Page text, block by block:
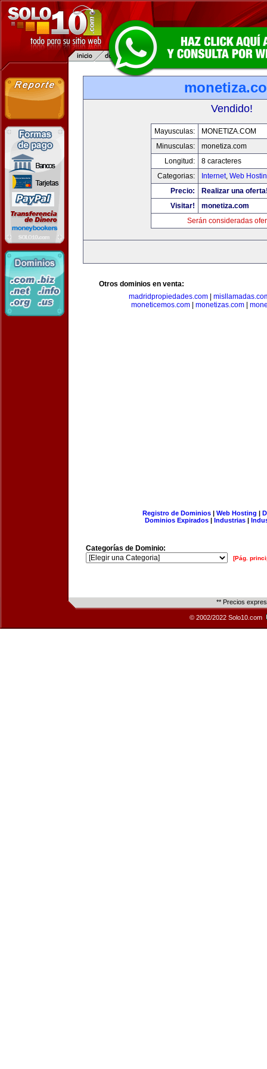
Vendido!
Mayusculas:
MONETIZA.COM
Minusculas:
monetiza.com
Longitud:
8 caracteres
Categorias:
Internet, Web
Precio:
Realizar una
Visitar!
monetiza.com
Serán consideradas
Otros dominios en venta:
madridpropiedades.com|
moneticemos.com| monetizas.com|
Registro de Dominios| Web Hosting |
Dominios Expirados | Industrias |
Categorías de Dominio:
[Pág.
** Precios
© 2002/2022 Solo10.com